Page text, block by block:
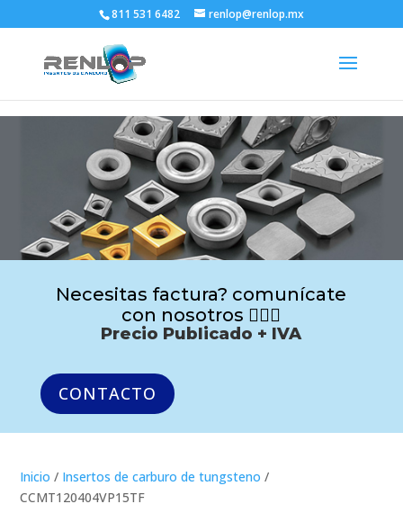
811 531 6482 renlop@renlop.mx
Necesitas factura? comunícate
con nosotros 🙋🏻‍♂️
Precio Publicado + IVA
CONTACTO
Inicio / Insertos de carburo de tungsteno /
CCMT120404VP15TF